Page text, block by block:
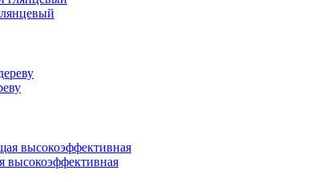
высокоэффективная